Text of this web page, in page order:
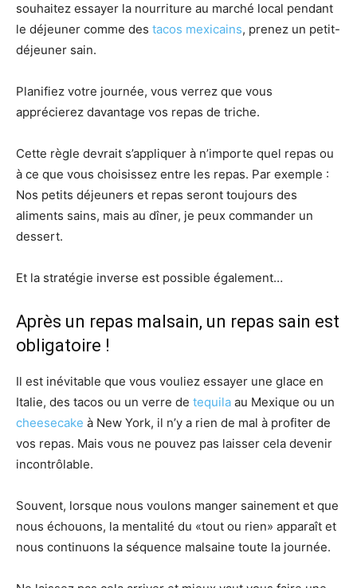
souhaitez essayer la nourriture au marché local pendant
le déjeuner comme des tacos mexicains, prenez un petit-
déjeuner sain.
Planifiez votre journée, vous verrez que vous
apprécierez davantage vos repas de triche.
Cette règle devrait s’appliquer à n’importe quel repas ou
à ce que vous choisissez entre les repas. Par exemple :
Nos petits déjeuners et repas seront toujours des
aliments sains, mais au dîner, je peux commander un
dessert.
Et la stratégie inverse est possible également…
Après un repas malsain, un repas sain est
obligatoire !
Il est inévitable que vous vouliez essayer une glace en
Italie, des tacos ou un verre de tequila au Mexique ou un
cheesecake à New York, il n’y a rien de mal à profiter de
vos repas. Mais vous ne pouvez pas laisser cela devenir
incontrôlable.
Souvent, lorsque nous voulons manger sainement et que
nous échouons, la mentalité du «tout ou rien» apparaît et
nous continuons la séquence malsaine toute la journée.